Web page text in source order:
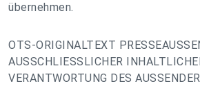
übernehmen.
OTS-ORIGINALTEXT
AUSSCHLIESSLICHER
VERANTWORTUNG DES